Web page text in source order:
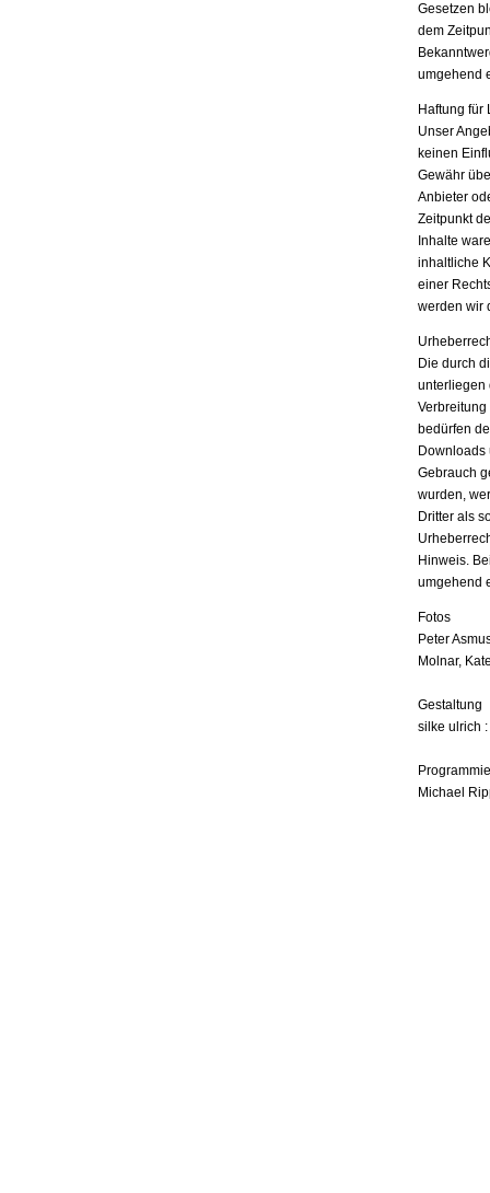
Gesetzen
dem
umgehend
Haftung für
Unser
keinen
Gewähr
Anbieter
Zeitpunkt
Inhalte
inhaltliche
einer
werden wir
Die durch
unterliegen
bedürfen
Downloads
Gebrauch
wurden,
Dritter als
Hinweis.
umgehend
Fotos
Peter
Molnar,
Gestaltung
silke ulrich
Michael